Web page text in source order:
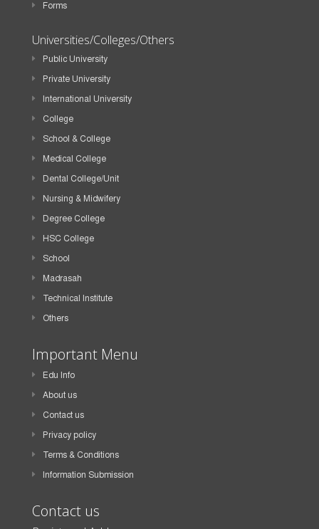
Forms
Universities/Colleges/Others
Public University
Private University
International University
College
School & College
Medical College
Dental College/Unit
Nursing & Midwifery
Degree College
HSC College
School
Madrasah
Technical Institute
Others
Important Menu
Edu Info
About us
Contact us
Privacy policy
Terms & Conditions
Information Submission
Contact us